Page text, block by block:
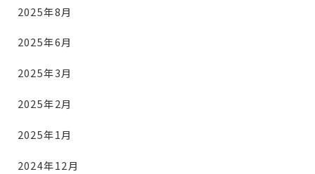
2025年8月
2025年6月
2025年3月
2025年2月
2025年1月
2024年12月